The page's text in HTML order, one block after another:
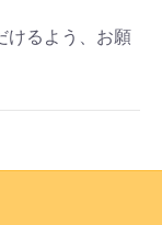
けるよう、お願